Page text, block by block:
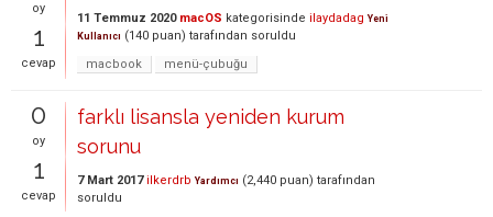
oy
1
cevap
11 Temmuz 2020 macOS kategorisinde ilaydadag Yeni
Kullanıcı (140 puan) tarafından soruldu
macbook
menü-çubuğu
0
oy
1
cevap
farklı lisansla yeniden kurum
sorunu
7 Mart 2017 ilkerdrb Yardımcı (2,440 puan) tarafından
soruldu